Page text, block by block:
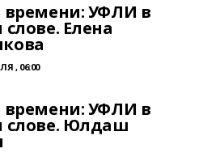
времени: УФЛИ в
Елена
, 06:00
времени: УФЛИ в
слове. Юлдаш